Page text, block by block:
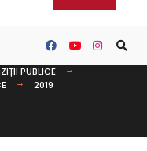
PUBLICE
2019